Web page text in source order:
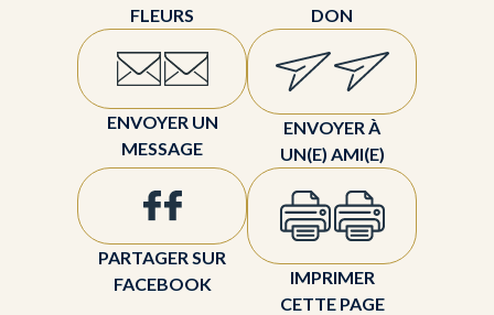
FLEURS
DON
ENVOYER UN
MESSAGE
ENVOYER À
UN(E) AMI(E)
PARTAGER SUR
FACEBOOK
IMPRIMER
CETTE PAGE